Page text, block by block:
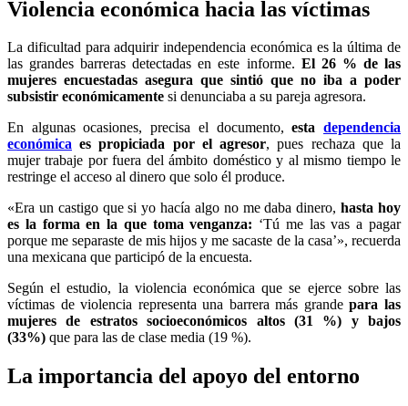
Violencia económica hacia las víctimas
La dificultad para adquirir independencia económica es la última de
las grandes barreras detectadas en este informe. El 26 % de las
mujeres encuestadas asegura que sintió que no iba a poder
subsistir económicamente si denunciaba a su pareja agresora.
En algunas ocasiones, precisa el documento,estadependencia
económica es propiciada por el agresor, pues rechaza que la
mujer trabaje por fuera del ámbito doméstico y al mismo tiempo le
restringe el acceso al dinero que solo él produce.
«Era un castigo que si yo hacía algo no me daba dinero,hasta hoy
es la forma en la que toma venganza: ‘Tú me las vas a pagar
porque me separaste de mis hijos y me sacaste de la casa’», recuerda
una mexicana que participó de la encuesta.
Según el estudio, la violencia económica que se ejerce sobre las
víctimas de violencia representa una barrera más grandepara las
mujeres de estratos socioeconómicos altos (31 %) y bajos
(33%) que para las de clase media (19 %).
La importancia del apoyo del entorno